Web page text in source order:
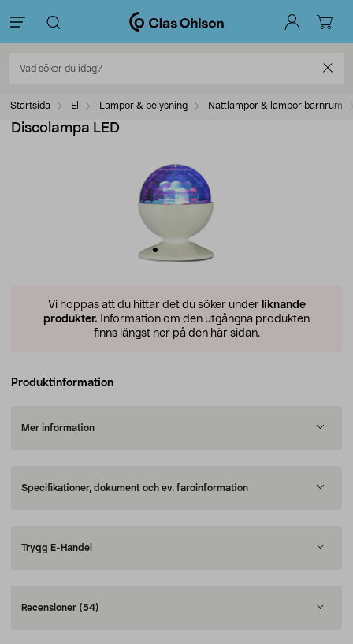
Startsida El Lampor & belysning Nattlampor & lampor barnrum
Discolampa LED
Vi hoppas att du hittar det du söker under liknande
produkter. Information om den utgångna produkten
finns längst ner på den här sidan.
Produktinformation
Mer information
Specifikationer, dokument och ev. faroinformation
Trygg E-Handel
Recensioner (54)